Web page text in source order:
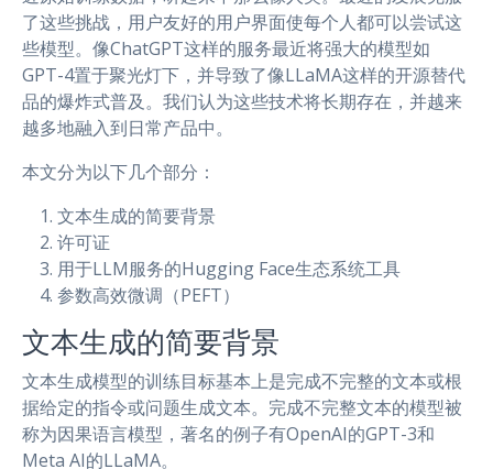
了这些挑战，用户友好的用户界面使每个人都可以尝试这
些模型。像ChatGPT这样的服务最近将强大的模型如
GPT-4置于聚光灯下，并导致了像LLaMA这样的开源替代
品的爆炸式普及。我们认为这些技术将长期存在，并越来
越多地融入到日常产品中。
本文分为以下几个部分：
文本生成的简要背景
许可证
用于LLM服务的Hugging Face生态系统工具
参数高效微调（PEFT）
文本生成的简要背景
文本生成模型的训练目标基本上是完成不完整的文本或根
据给定的指令或问题生成文本。完成不完整文本的模型被
称为因果语言模型，著名的例子有OpenAI的GPT-3和
Meta AI的LLaMA。